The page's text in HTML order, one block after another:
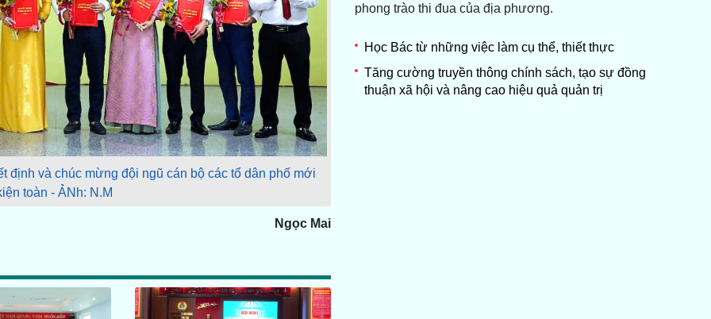
định và chúc mừng đội ngũ cán bộ các tổ dân phố mới
toàn - ẢNh: N.M
Ngọc Mai
phong trào thi đua của địa phương.
Học Bác từ những việc làm cụ thể, thiết thực
Tăng cường truyền thông chính sách, tạo sự đồng
thuận xã hội và nâng cao hiệu quả quản trị